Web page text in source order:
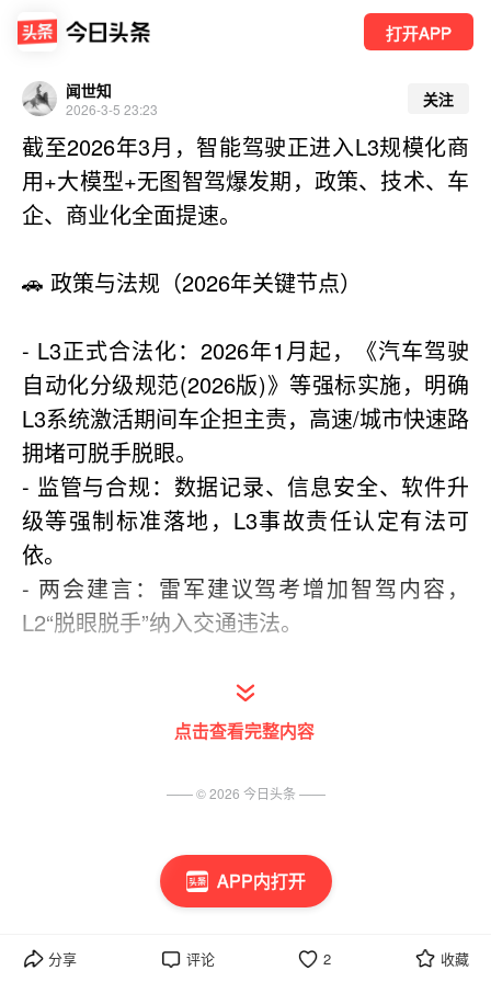
打开APP
APP内打开
闻世知
2026-3-5 23:23 关注
截至2026年3月，智能驾驶正进入L3规模化商
用+大模型+无图智驾爆发期，政策、技术、车
企、商业化全面提速。
🚗 政策与法规（2026年关键节点）
- L3正式合法化：2026年1月起，《汽车驾驶
自动化分级规范(2026版)》等强标实施，明确
L3系统激活期间车企担主责，高速/城市快速路
拥堵可脱手脱眼。
- 监管与合规：数据记录、信息安全、软件升
级等强制标准落地，L3事故责任认定有法可
依。
- 两会建言：雷军建议驾考增加智驾内容，
L2“脱眼脱手”纳入交通违法。
🧠 头部车企最新系统（2026年3月）
路，实现全国都能开。
- 全球首发896线双光路激光雷达（尊界S800/
- CAS 4.0防碰撞：AEB覆盖4–150km/h，高速
点击查看完整内容
分享 评论 2 收藏
—— ©2026 今日头条 ——